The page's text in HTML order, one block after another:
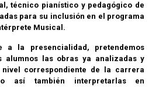
técnico pianístico y pedagógico de
para su inclusión en el programa
Musical.
a la presencialidad, pretendemos
alumnos las obras ya analizadas y
correspondiente de la carrera
así también interpretarlas en